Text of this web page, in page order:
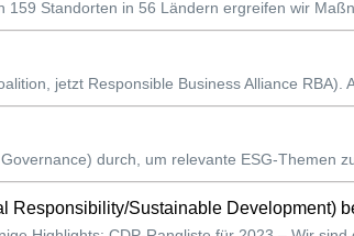
Standorten in 56 Ländern ergreifen wir
jetzt Responsible Business Alliance RBA).
durch, um relevante ESG-Themen
Sustainable Development)